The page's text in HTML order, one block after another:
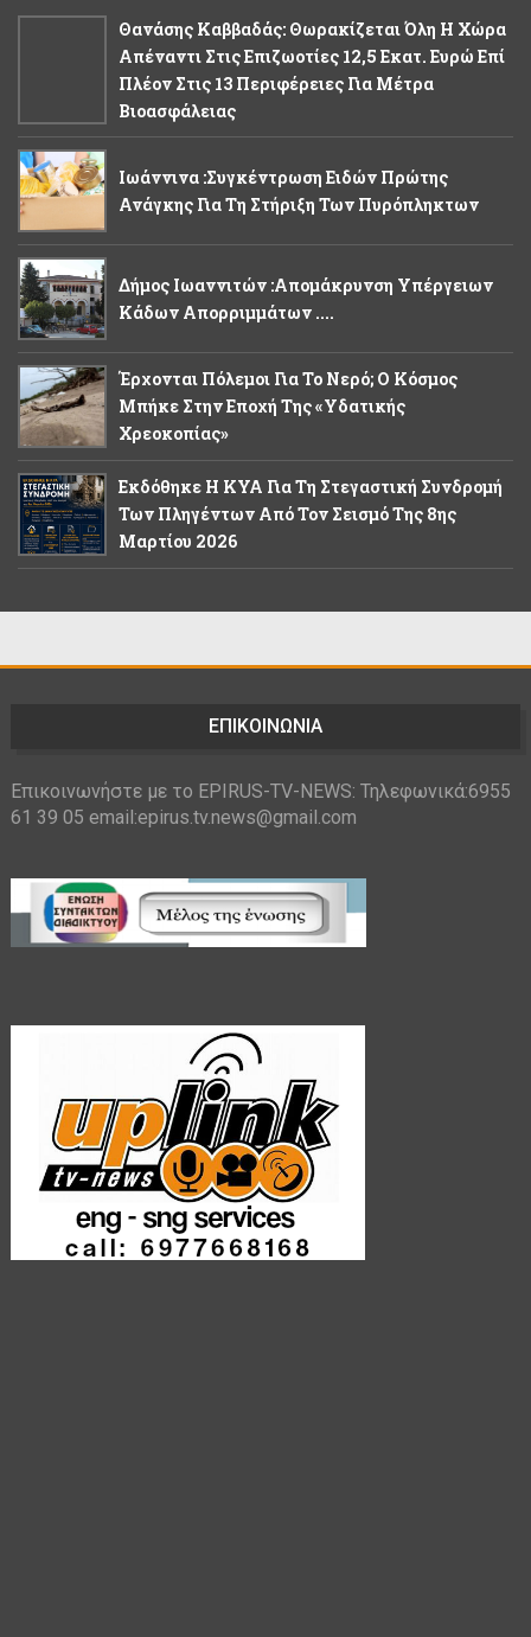
Θανάσης Καββαδάς: Θωρακίζεται Όλη Η Χώρα
Απέναντι Στις Επιζωοτίες 12,5 Εκατ. Ευρώ Επί
Πλέον Στις 13 Περιφέρειες Για Μέτρα
Βιοασφάλειας
Ιωάννινα :Συγκέντρωση Ειδών Πρώτης
Ανάγκης Για Τη Στήριξη Των Πυρόπληκτων
Δήμος Ιωαννιτών :Απομάκρυνση Υπέργειων
Κάδων Απορριμμάτων ....
Έρχονται Πόλεμοι Για Το Νερό; Ο Κόσμος
Μπήκε Στην Εποχή Της «υδατικής
Χρεοκοπίας»
Εκδόθηκε Η ΚΥΑ Για Τη Στεγαστική Συνδρομή
Των Πληγέντων Από Τον Σεισμό Της 8ης
Μαρτίου 2026
ΕΠΙΚΟΙΝΩΝΙΑ
Επικοινωνήστε με το EPIRUS-TV-NEWS: Τηλεφωνικά:6955
61 39 05 email:epirus.tv.news@gmail.com